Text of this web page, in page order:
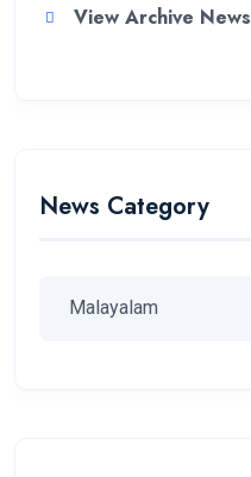
View Archive News
News Category